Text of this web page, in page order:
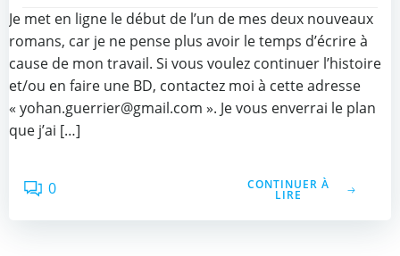
Je met en ligne le début de l’un de mes deux nouveaux
romans, car je ne pense plus avoir le temps d’écrire à
cause de mon travail. Si vous voulez continuer l’histoire
et/ou en faire une BD, contactez moi à cette adresse
« yohan.guerrier@gmail.com ». Je vous enverrai le plan
que j’ai […]
0 CONTINUER À
LIRE